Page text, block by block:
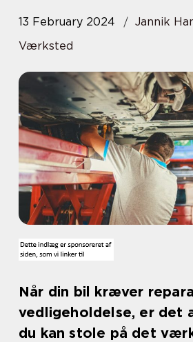
13 February 2024
Jannik
Værksted
Når din bil kræver
vedligeholdelse, er det
du kan stole på det